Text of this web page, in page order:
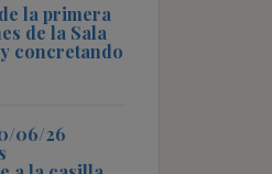
la primera
de la Sala
concretando
06/26